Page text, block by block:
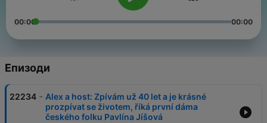
00:00 00:00
Епизоди
22234 - Alex a host: Zpívám už 40 let a je krásné
prozpívat se životem, říká první dáma
českého folku Pavlína Jíšová